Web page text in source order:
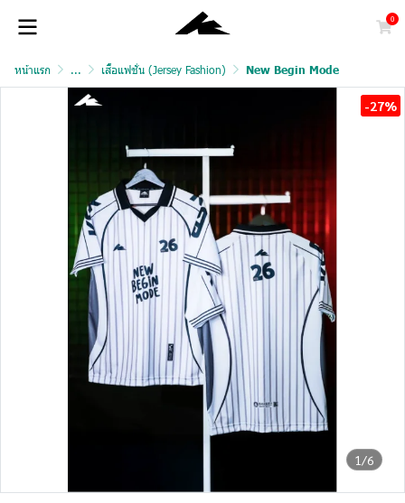
0
หน้าแรก ... เสื้อแฟชั่น (Jersey Fashion) New Begin Mode
1/6
-27%